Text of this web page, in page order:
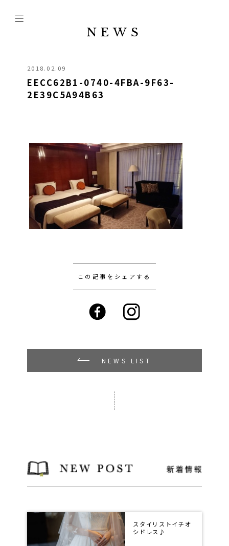
NEWS
2018.02.09
EECC62B1-0740-4FBA-9F63-
2E39C5A94B63
この記事をシェアする
NEWS LIST
スタイリストイチオ
シドレス♪